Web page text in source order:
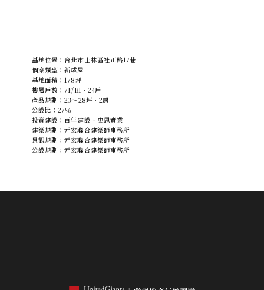
基地位置：台北市士林區社正路17巷
個案類型：新成屋
基地面積：178坪
樓層戶數：7F/B1・24戶
產品規劃：23～28坪・2房
公設比：27％
投資建設：百年建設、史恩實業
建築規劃：元宏聯合建築師事務所
景觀規劃：元宏聯合建築師事務所
公設規劃：元宏聯合建築師事務所